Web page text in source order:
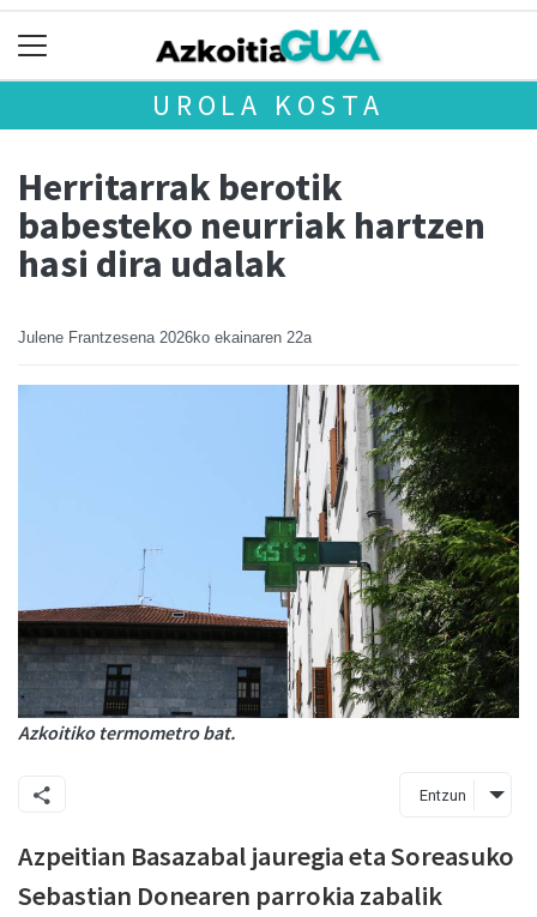
UROLA KOSTA
Herritarrak berotik
babesteko neurriak hartzen
hasi dira udalak
Julene Frantzesena 2026ko ekainaren 22a
Azkoitiko termometro bat.
Entzun
Azpeitian Basazabal jauregia eta Soreasuko
Sebastian Donearen parrokia zabalik